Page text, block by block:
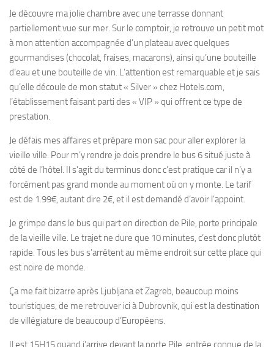
Je découvre ma jolie chambre avec une terrasse donnant
partiellement vue sur mer. Sur le comptoir, je retrouve un petit mot
à mon attention accompagnée d’un plateau avec quelques
gourmandises (chocolat, fraises, macarons), ainsi qu’une bouteille
d’eau et une bouteille de vin. L’attention est remarquable et je sais
qu’elle découle de mon statut « Silver » chez Hotels.com,
l’établissement faisant parti des « VIP » qui offrent ce type de
prestation.
Je défais mes affaires et prépare mon sac pour aller explorer la
vieille ville. Pour m’y rendre je dois prendre le bus 6 situé juste à
côté de l’hôtel. Il s’agit du terminus donc c’est pratique car il n’y a
forcément pas grand monde au moment où on y monte. Le tarif
est de 1.99€, autant dire 2€, et il est demandé d’avoir l’appoint.
Je grimpe dans le bus qui part en direction de Pile, porte principale
de la vieille ville. Le trajet ne dure que 10 minutes, c’est donc plutôt
rapide. Tous les bus s’arrêtent au même endroit sur cette place qui
est noire de monde.
Ça me fait bizarre après Ljubljana et Zagreb, beaucoup moins
touristiques, de me retrouver ici à Dubrovnik, qui est la destination
de villégiature de beaucoup d’Européens.
Il est 15H15 quand j’arrive devant la porte Pile, entrée connue de la